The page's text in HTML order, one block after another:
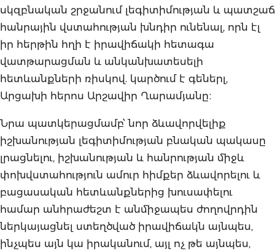
սկզբնական շրջանում լեգիտիմության և պատշաճ
հանրային վստահության խնդիր ունենալ, որն էլ
իր հերթին հղի է իրավիճակի հետագա
վատթարացման և անկանխատեսելի
հետևանքների ռիսկով. կարծում է գեներլ,
Արցախի հերոս Արշավիր Ղարամյանը։
Նրա պատկերացմամբ՝ նոր ձևավորվելիք
իշխանության լեգիտիմության բնական պակասը
լրացնելու, իշխանության և հանրության միջև
փոխվստահություն ամուր հիմքեր ձևավորելու և
բացասական հետևանքներից խուսափելու
համար անհրաժեշտ է անմիջապես ժողովրդին
ներկայացնել ստեղծված իրավիճակն այնպես,
ինչպես այն կա իրականում, այլ ոչ թե այնպես,